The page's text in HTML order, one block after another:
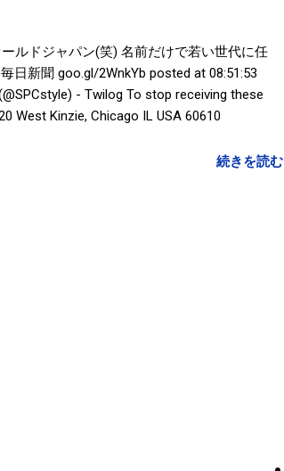
ルドジャパン(笑) 名前だけで若い世代に任
日新聞 goo.gl/2WnkYb posted at 08:51:53
- Twilog To stop receiving these
West Kinzie, Chicago IL USA 60610
続きを読む